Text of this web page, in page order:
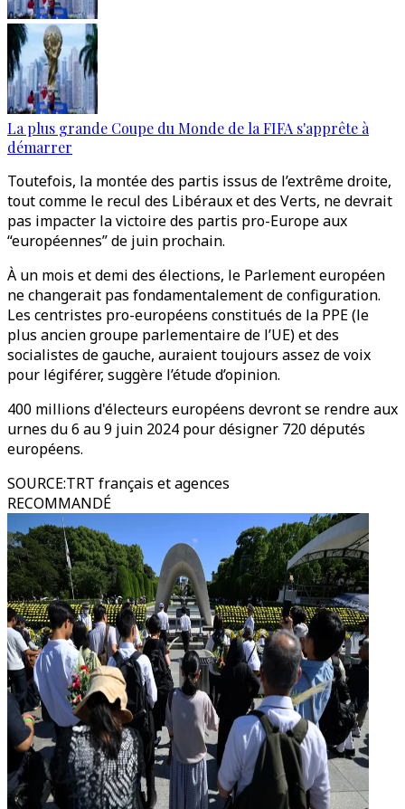
La plus grande Coupe du Monde de la FIFA s'apprête à
démarrer
Toutefois, la montée des partis issus de l’extrême droite,
tout comme le recul des Libéraux et des Verts, ne devrait
pas impacter la victoire des partis pro-Europe aux
“européennes” de juin prochain.
À un mois et demi des élections, le Parlement européen
ne changerait pas fondamentalement de configuration.
Les centristes pro-européens constitués de la PPE (le
plus ancien groupe parlementaire de l’UE) et des
socialistes de gauche, auraient toujours assez de voix
pour légiférer, suggère l’étude d’opinion.
400 millions d'électeurs européens devront se rendre aux
urnes du 6 au 9 juin 2024 pour désigner 720 députés
européens.
SOURCE:TRT français et agences
RECOMMANDÉ